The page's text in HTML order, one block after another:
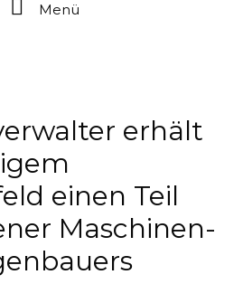
Menü
erhält
einen Teil
Maschinen-